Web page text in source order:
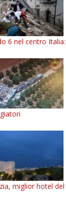
6 nel centro
miglior hotel